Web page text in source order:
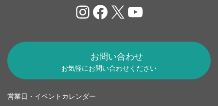
Instagram
Facebook
X YouTube
お問い合わせ
お気軽にお問い合わせください
営業日・イベントカレンダー